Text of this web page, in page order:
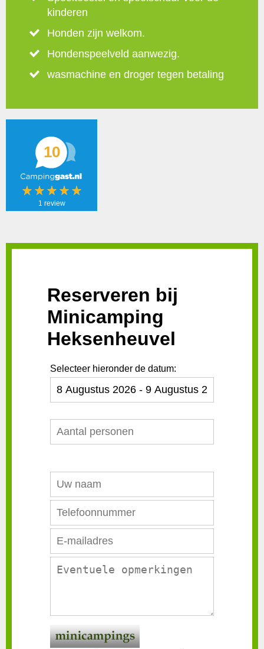
kinderen
Honden zijn welkom.
Hondenspeelveld aanwezig.
wasmachine en droger tegen betaling
10
1 review
Reserveren bij
Minicamping
Heksenheuvel
Selecteer hieronder de datum: